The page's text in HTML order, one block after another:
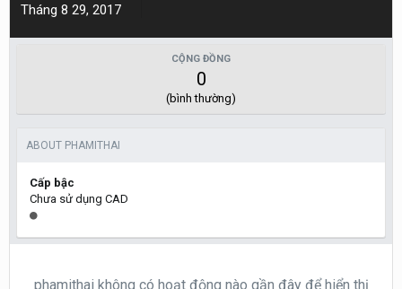
Tháng 8 29, 2017
CỘNG ĐỒNG
0
(bình thường)
ABOUT PHAMITHAI
Cấp bậc
Chưa sử dụng CAD
phamithai không có hoạt động nào gần đây để hiển thị